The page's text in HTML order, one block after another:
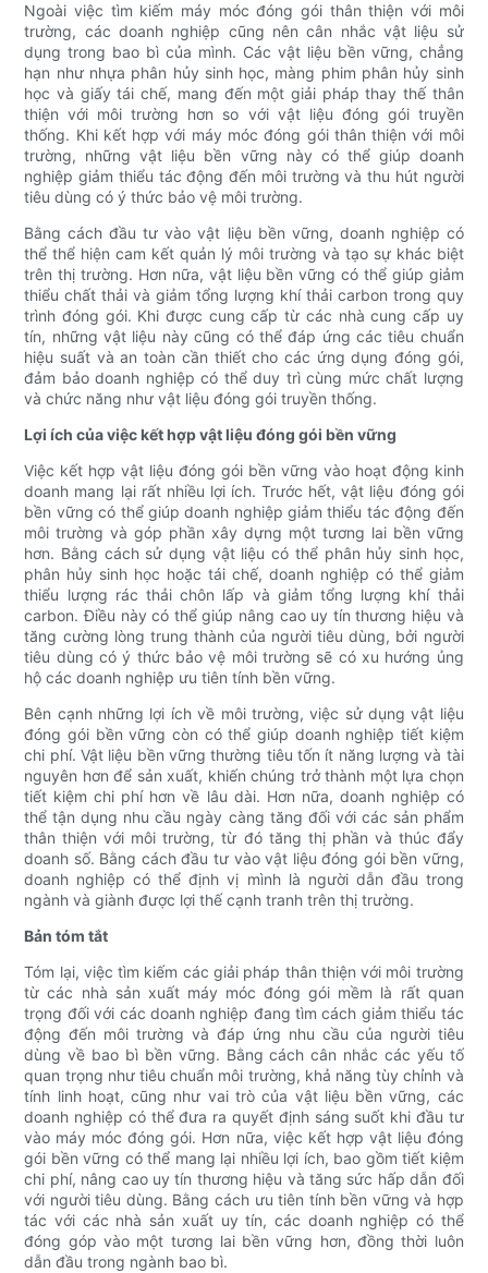
Ngoài việc tìm kiếm máy móc đóng gói thân thiện với môi
trường, các doanh nghiệp cũng nên cân nhắc vật liệu sử
dụng trong bao bì của mình. Các vật liệu bền vững, chẳng
hạn như nhựa phân hủy sinh học, màng phim phân hủy sinh
học và giấy tái chế, mang đến một giải pháp thay thế thân
thiện với môi trường hơn so với vật liệu đóng gói truyền
thống. Khi kết hợp với máy móc đóng gói thân thiện với môi
trường, những vật liệu bền vững này có thể giúp doanh
nghiệp giảm thiểu tác động đến môi trường và thu hút người
tiêu dùng có ý thức bảo vệ môi trường.
Bằng cách đầu tư vào vật liệu bền vững, doanh nghiệp có
thể thể hiện cam kết quản lý môi trường và tạo sự khác biệt
trên thị trường. Hơn nữa, vật liệu bền vững có thể giúp giảm
thiểu chất thải và giảm tổng lượng khí thải carbon trong quy
trình đóng gói. Khi được cung cấp từ các nhà cung cấp uy
tín, những vật liệu này cũng có thể đáp ứng các tiêu chuẩn
hiệu suất và an toàn cần thiết cho các ứng dụng đóng gói,
đảm bảo doanh nghiệp có thể duy trì cùng mức chất lượng
và chức năng như vật liệu đóng gói truyền thống.
Lợi ích của việc kết hợp vật liệu đóng gói bền vững
Việc kết hợp vật liệu đóng gói bền vững vào hoạt động kinh
doanh mang lại rất nhiều lợi ích. Trước hết, vật liệu đóng gói
bền vững có thể giúp doanh nghiệp giảm thiểu tác động đến
môi trường và góp phần xây dựng một tương lai bền vững
hơn. Bằng cách sử dụng vật liệu có thể phân hủy sinh học,
phân hủy sinh học hoặc tái chế, doanh nghiệp có thể giảm
thiểu lượng rác thải chôn lấp và giảm tổng lượng khí thải
carbon. Điều này có thể giúp nâng cao uy tín thương hiệu và
tăng cường lòng trung thành của người tiêu dùng, bởi người
tiêu dùng có ý thức bảo vệ môi trường sẽ có xu hướng ủng
hộ các doanh nghiệp ưu tiên tính bền vững.
Bên cạnh những lợi ích về môi trường, việc sử dụng vật liệu
đóng gói bền vững còn có thể giúp doanh nghiệp tiết kiệm
chi phí. Vật liệu bền vững thường tiêu tốn ít năng lượng và tài
nguyên hơn để sản xuất, khiến chúng trở thành một lựa chọn
tiết kiệm chi phí hơn về lâu dài. Hơn nữa, doanh nghiệp có
thể tận dụng nhu cầu ngày càng tăng đối với các sản phẩm
thân thiện với môi trường, từ đó tăng thị phần và thúc đẩy
doanh số. Bằng cách đầu tư vào vật liệu đóng gói bền vững,
doanh nghiệp có thể định vị mình là người dẫn đầu trong
ngành và giành được lợi thế cạnh tranh trên thị trường.
Bản tóm tắt
Tóm lại, việc tìm kiếm các giải pháp thân thiện với môi trường
từ các nhà sản xuất máy móc đóng gói mềm là rất quan
trọng đối với các doanh nghiệp đang tìm cách giảm thiểu tác
động đến môi trường và đáp ứng nhu cầu của người tiêu
dùng về bao bì bền vững. Bằng cách cân nhắc các yếu tố
quan trọng như tiêu chuẩn môi trường, khả năng tùy chỉnh và
tính linh hoạt, cũng như vai trò của vật liệu bền vững, các
doanh nghiệp có thể đưa ra quyết định sáng suốt khi đầu tư
vào máy móc đóng gói. Hơn nữa, việc kết hợp vật liệu đóng
gói bền vững có thể mang lại nhiều lợi ích, bao gồm tiết kiệm
chi phí, nâng cao uy tín thương hiệu và tăng sức hấp dẫn đối
với người tiêu dùng. Bằng cách ưu tiên tính bền vững và hợp
tác với các nhà sản xuất uy tín, các doanh nghiệp có thể
đóng góp vào một tương lai bền vững hơn, đồng thời luôn
dẫn đầu trong ngành bao bì.